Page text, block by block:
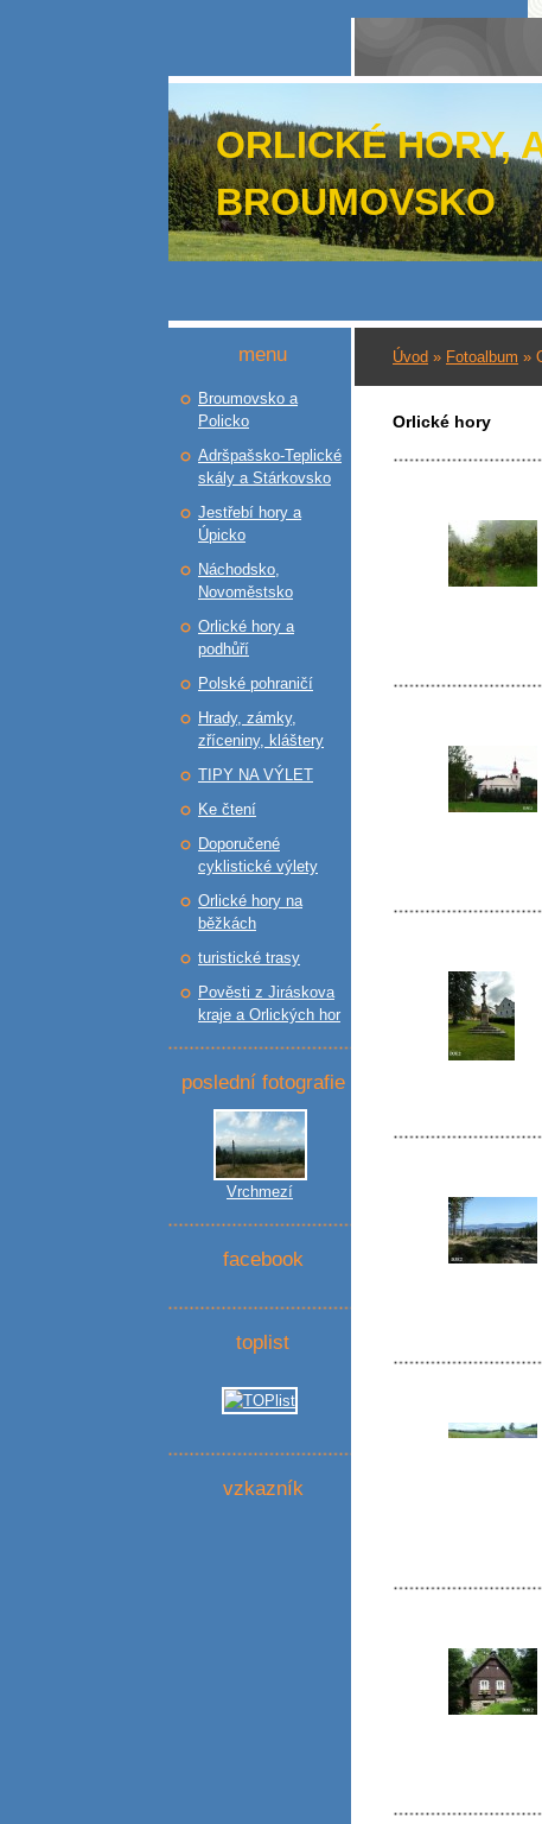
ORLICKÉ HORY,
BROUMOVSKO
Úvod » Fotoalbum »
Orlické hory
menu
Broumovsko a
Policko
Adršpašsko-Teplické
skály a Stárkovsko
Jestřebí hory a
Úpicko
Náchodsko,
Novoměstsko
Orlické hory a
podhůří
Polské pohraničí
Hrady, zámky,
zříceniny, kláštery
TIPY NA VÝLET
Ke čtení
Doporučené
cyklistické výlety
Orlické hory na
běžkách
turistické trasy
Pověsti z Jiráskova
kraje a Orlických hor
poslední fotografie
Vrchmezí
facebook
toplist
vzkazník